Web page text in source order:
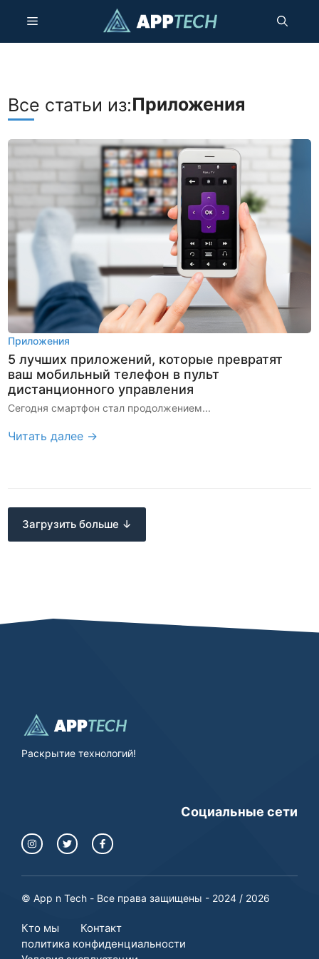
содержанию
Меню
Все статьи из:Приложения
Приложения
5 лучших приложений, которые превратят
ваш мобильный телефон в пульт
дистанционного управления
Сегодня смартфон стал продолжением...
Читать далее →
Загрузить больше ↓
Раскрытие технологий!
Социальные сети
© App n Tech - Все права защищены - 2024 / 2026
Кто мы
Контакт
политика конфиденциальности